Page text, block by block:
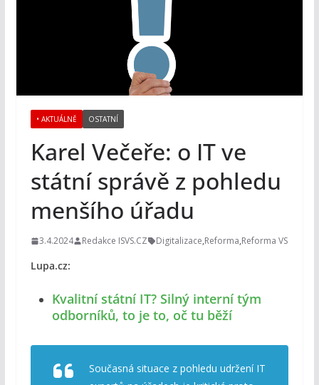
• AKTUÁLNĚ OSTATNÍ
Karel Večeře: o IT ve
státní správě z pohledu
menšího úřadu
3.4.2024 Redakce ISVS.CZ Digitalizace,Reforma,Reforma VS
Lupa.cz:
Kvalitní státní IT? Silný interní tým
odborníků, to je to, oč tu běží
Současná situace z pohledu udržení IT